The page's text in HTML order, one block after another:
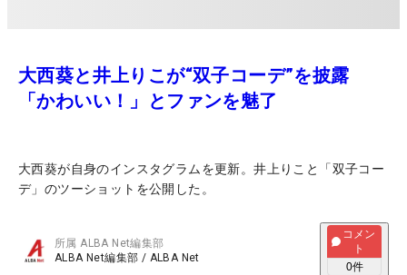
大西葵と井上りこが“双子コーデ”を披露
「かわいい！」とファンを魅了
大西葵が自身のインスタグラムを更新。井上りこと「双子コー
デ」のツーショットを公開した。
所属ALBA Net編集部
ALBA Net編集部 / ALBA Net
コメン
ト
0件